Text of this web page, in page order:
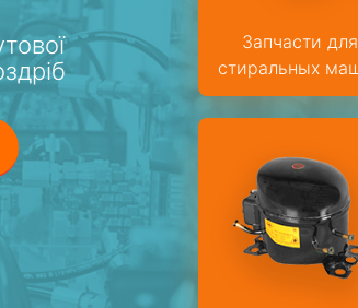
Запчасти для
стиральных